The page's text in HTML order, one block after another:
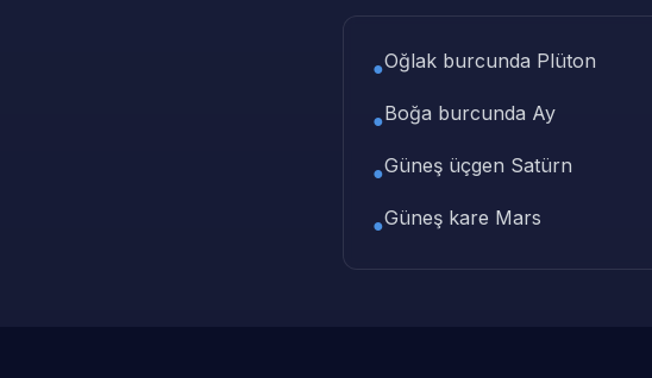
●Oğlak burcunda Plüton
●Boğa burcunda Ay
●Güneş üçgen Satürn
●Güneş kare Mars